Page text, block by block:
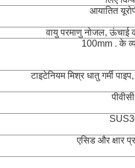
आयातित
वायु परमाणु नोजल, ऊंचाई
100mm . के
टाइटेनियम मिश्र धातु गर्मी
एसिड और क्षार